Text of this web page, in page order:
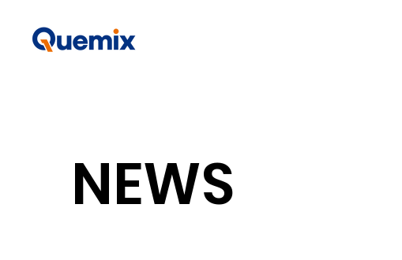
NEWS